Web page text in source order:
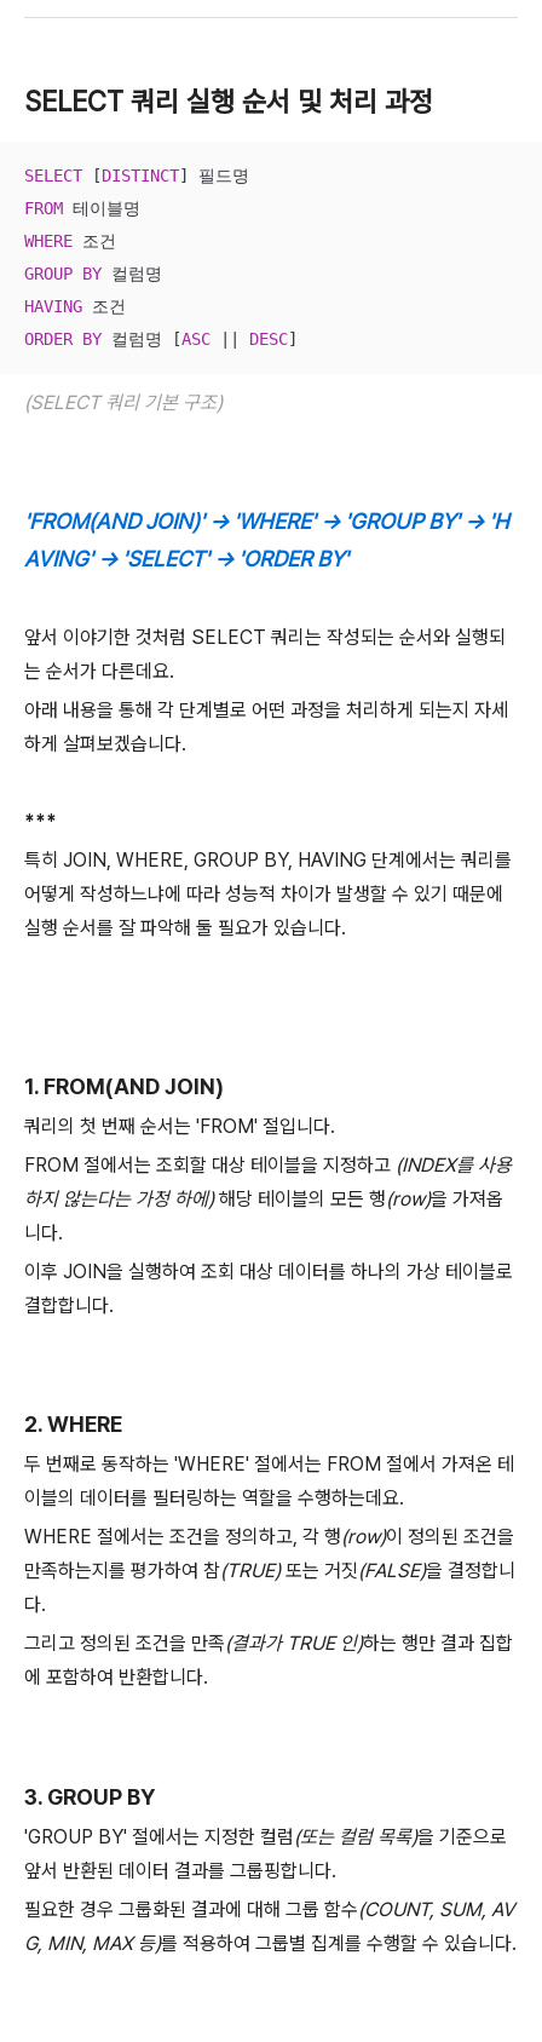
SELECT 쿼리 실행 순서 및 처리 과정
SELECT [DISTINCT
FROM
WHERE
GROUP BY
HAVING
ORDER BY 컬럼명 [ASC DESC]
(SELECT 쿼리 기본 구조)
'FROM(AND JOIN)' -> 'WHERE' -> 'GROUP BY' -> 'H
AVING' -> 'SELECT' -> 'ORDER BY'
앞서 이야기한 것처럼 SELECT 쿼리는 작성되는 순서와 실행되
는 순서가 다른데요.
아래 내용을 통해 각 단계별로 어떤 과정을 처리하게 되는지 자세
하게 살펴보겠습니다.
***
특히 JOIN, WHERE, GROUP BY, HAVING 단계에서는 쿼리를
어떻게 작성하느냐에 따라 성능적 차이가 발생할 수 있기 때문에
실행 순서를 잘 파악해 둘 필요가 있습니다.
1. FROM(AND JOIN)
쿼리의 첫 번째 순서는 'FROM' 절입니다.
FROM 절에서는 조회할 대상 테이블을 지정하고 (INDEX를 사용
하지 않는다는 가정 하에)해당 테이블의 모든 행(row)을 가져옵
니다.
이후 JOIN을 실행하여 조회 대상 데이터를 하나의 가상 테이블로
결합합니다.
2. WHERE
두 번째로 동작하는 'WHERE' 절에서는 FROM 절에서 가져온 테
이블의 데이터를 필터링하는 역할을 수행하는데요.
WHERE 절에서는 조건을 정의하고, 각 행(row)이 정의된 조건을
만족하는지를 평가하여 참(TRUE)또는 거짓 (FALSE)을 결정합니
다.
그리고 정의된 조건을 만족(결과가 TRUE 인)하는 행만 결과 집합
에 포함하여 반환합니다.
3. GROUP BY
'GROUP BY' 절에서는 지정한 컬럼 (또는 컬럼 목록)을 기준으로
앞서 반환된 데이터 결과를 그룹핑합니다.
필요한 경우 그룹화된 결과에 대해 그룹 함수(COUNT, SUM, AV
G, MIN, MAX 등)를 적용하여 그룹별 집계를 수행할 수 있습니다.